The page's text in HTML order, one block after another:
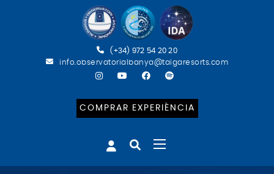
(+34) 972 54 20 20
info.observatorialbanya@taigaresorts.com
COMPRAR EXPERIÈNCIA